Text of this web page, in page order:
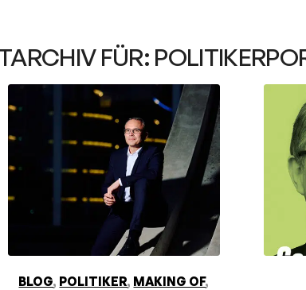
FÜR:
BLOG, POLITIKER, MAKING OF,